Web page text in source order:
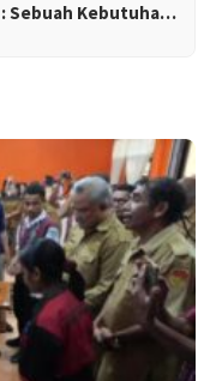
: Sebuah Kebutuha…